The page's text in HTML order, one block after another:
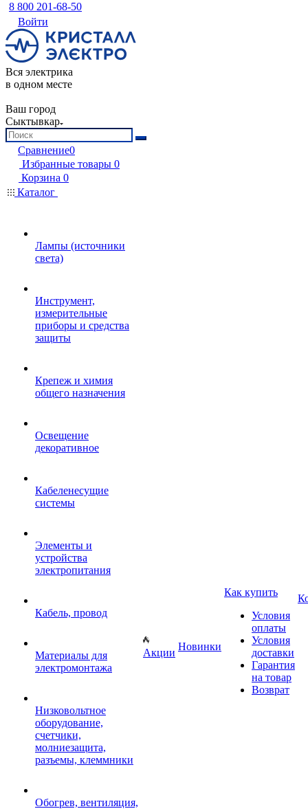
8 800 201-68-50
Войти
Вся электрика
в одном месте
Ваш город
Сыктывкар
Сравнение0
Избранные товары 0
Корзина 0
Каталог
Лампы (источники
света)
Инструмент,
измерительные
приборы и средства
защиты
Крепеж и химия
общего назначения
Освещение
декоративное
Кабеленесущие
системы
Элементы и
устройства
электропитания
Кабель, провод
Материалы для
электромонтажа
Низковольтное
оборудование,
счетчики,
молниезащита,
разъемы, клеммники
Обогрев, вентиляция,
Акции
Новинки
Как купить
Условия
оплаты
Условия
доставки
Гарантия
на товар
Возврат